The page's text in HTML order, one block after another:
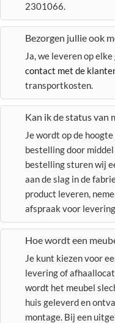
2301066.
Bezorgen jullie ook
Ja, we leveren op
contact met de
transportkosten.
Kan ik de status van
Je wordt op de
bestelling door
bestelling sturen wij
aan de slag in de
product leveren,
afspraak voor
Hoe wordt een
Je kunt kiezen voor
levering of
wordt het meubel
huis geleverd en
montage. Bij een